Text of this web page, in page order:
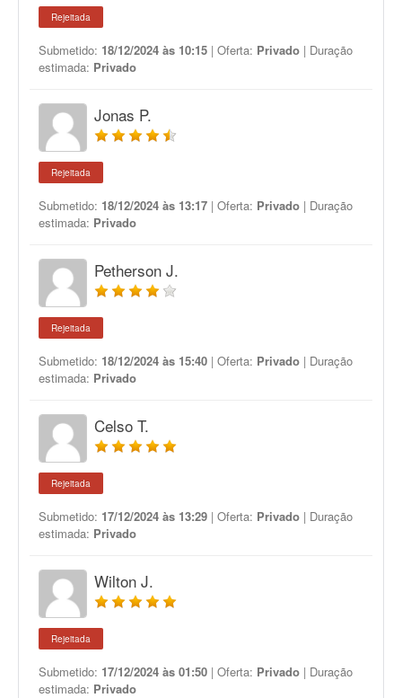
Rejeitada
Submetido: 18/12/2024 às 10:15 | Oferta: Privado | Duração
estimada: Privado
Jonas P.
Rejeitada
Submetido: 18/12/2024 às 13:17 | Oferta: Privado | Duração
estimada: Privado
Petherson J.
Rejeitada
Submetido: 18/12/2024 às 15:40 | Oferta: Privado | Duração
estimada: Privado
Celso T.
Rejeitada
Submetido: 17/12/2024 às 13:29 | Oferta: Privado | Duração
estimada: Privado
Wilton J.
Rejeitada
Submetido: 17/12/2024 às 01:50 | Oferta: Privado | Duração
estimada: Privado